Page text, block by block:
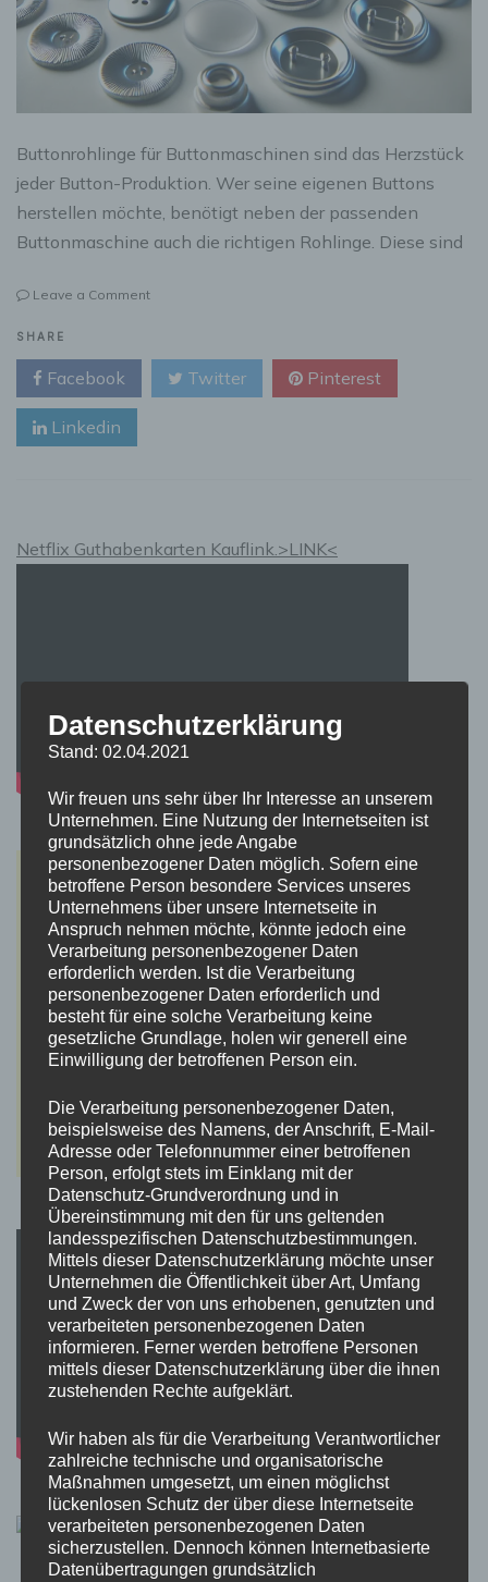
Buttonrohlinge für Buttonmaschinen sind das Herzstück
jeder Button-Produktion. Wer seine eigenen Buttons
herstellen möchte, benötigt neben der passenden
Buttonmaschine auch die richtigen Rohlinge. Diese sind
Leave a Commenton
Buttonmaschinen:
Alles,
was
SHARE
Facebook Twitter Pinterest
Linkedin
Netflix Guthabenkarten Kauflink.>LINK<
Datenschutzerklärung
Stand: 02.04.2021
Wir freuen uns sehr über Ihr Interesse an unserem
Unternehmen. Eine Nutzung der Internetseiten ist
grundsätzlich ohne jede Angabe
personenbezogener Daten möglich. Sofern eine
betroffene Person besondere Services unseres
Unternehmens über unsere Internetseite in
Anspruch nehmen möchte, könnte jedoch eine
Verarbeitung personenbezogener Daten
erforderlich werden. Ist die Verarbeitung
personenbezogener Daten erforderlich und
besteht für eine solche Verarbeitung keine
gesetzliche Grundlage, holen wir generell eine
Einwilligung der betroffenen Person ein.
Die Verarbeitung personenbezogener Daten,
beispielsweise des Namens, der Anschrift, E-Mail-
Adresse oder Telefonnummer einer betroffenen
Person, erfolgt stets im Einklang mit der
Datenschutz-Grundverordnung und in
Übereinstimmung mit den für uns geltenden
landesspezifischen Datenschutzbestimmungen.
Mittels dieser Datenschutzerklärung möchte unser
Unternehmen die Öffentlichkeit über Art, Umfang
und Zweck der von uns erhobenen, genutzten und
verarbeiteten personenbezogenen Daten
informieren. Ferner werden betroffene Personen
mittels dieser Datenschutzerklärung über die ihnen
zustehenden Rechte aufgeklärt.
Wir haben als für die Verarbeitung Verantwortlicher
zahlreiche technische und organisatorische
Maßnahmen umgesetzt, um einen möglichst
lückenlosen Schutz der über diese Internetseite
verarbeiteten personenbezogenen Daten
sicherzustellen. Dennoch können Internetbasierte
Datenübertragungen grundsätzlich